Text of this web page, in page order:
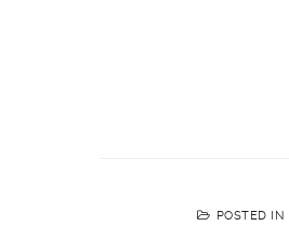
POSTED IN